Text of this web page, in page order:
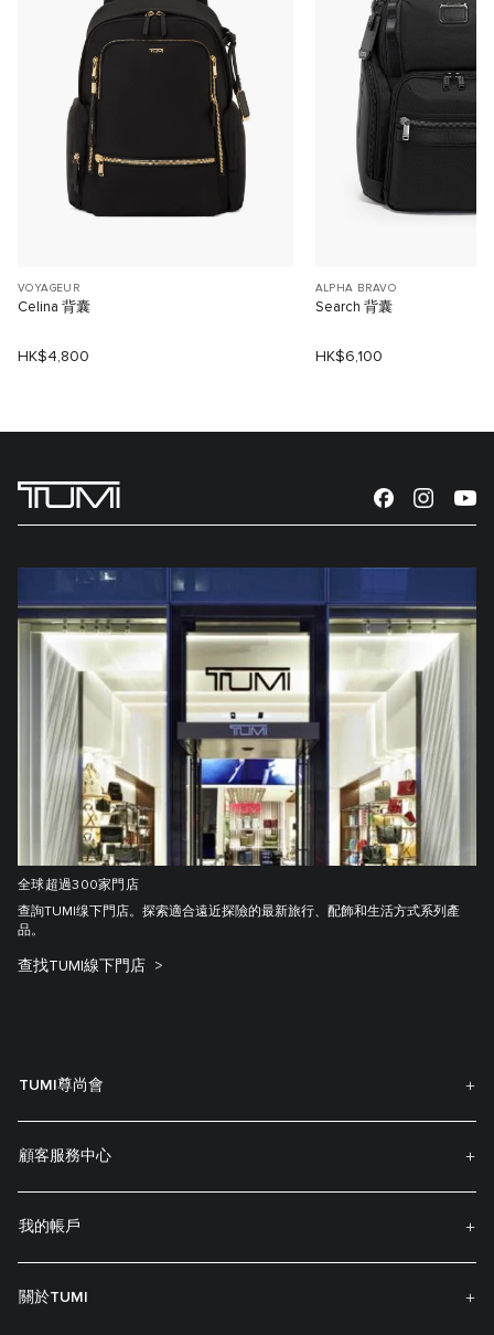
VOYAGEUR
Celina 背囊
HK$4,800
ALPHA BRAVO
Search 背囊
HK$6,100
全球超過300家門店
查詢TUMI缐下門店。探索適合遠近探險的最新旅行、配飾和生活方式系列產
品。
查找TUMI線下門店
TUMI尊尚會
顧客服務中心
我的帳戶
關於TUMI